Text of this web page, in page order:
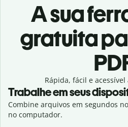
A sua
gratuita
Rápida, fácil e
Trabalhe em seus
Combine arquivos em segundos
no computador.